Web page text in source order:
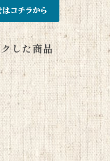
コチラから
した商品